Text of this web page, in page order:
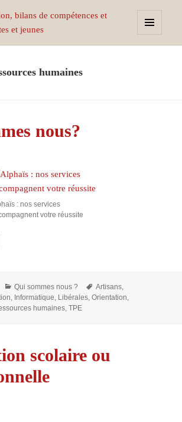
et orientations
ET
humaines
nous?
: nos services
votre réussite
Catégories
Qui sommes nous ?
Mots-
clés
Artisans,
, Informatique, Libérales,Orientation,
humaines,TPE
scolaire ou